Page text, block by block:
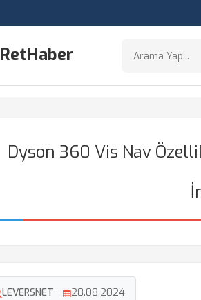
RetHaber
Dyson 360 Vis Nav
LEVERSNET 28.08.2024